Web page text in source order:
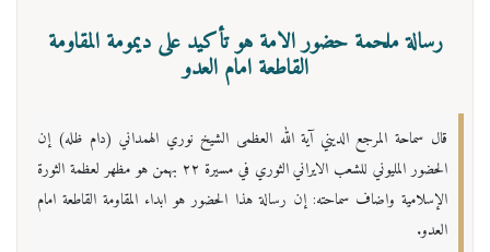
رسالة ملحمة حضور الامة هو تأكيد على ديمومة المقاومة
القاطعة امام العدو
قال سماحة المرجع الديني آية الله العظمى الشيخ نوري الهمداني (دام ظله) إن
الحضور المليوني للشعب الايراني الثوري في مسيرة ٢٢ بهمن هو مظهر لعظمة الثورة
الإسلامية واضاف سماحته: إن رسالة هذا الحضور هو ابداء المقاومة القاطعة امام
العدو.